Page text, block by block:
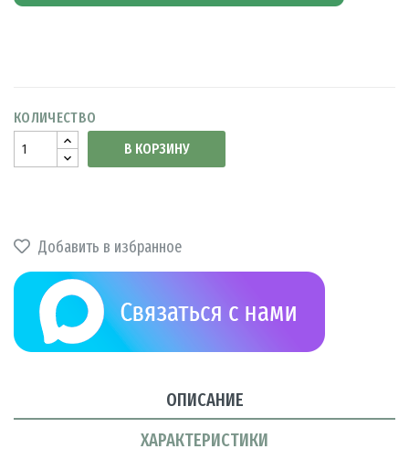
КОЛИЧЕСТВО
В КОРЗИНУ
Добавить в избранное
ОПИСАНИЕ
ХАРАКТЕРИСТИКИ